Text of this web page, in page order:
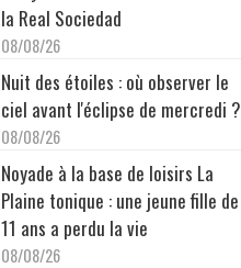
la Real Sociedad
08/08/26
Nuit des étoiles : où observer le
ciel avant l'éclipse de mercredi ?
08/08/26
Noyade à la base de loisirs La
Plaine tonique : une jeune fille de
11 ans a perdu la vie
08/08/26